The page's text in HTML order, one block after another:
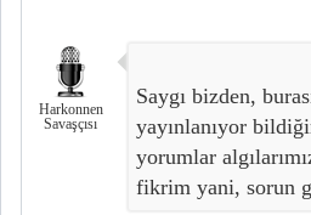
Harkonnen
Savaşçısı
Saygı bizden,
yayınlanıyor
yorumlar
fikrim yani, sorun